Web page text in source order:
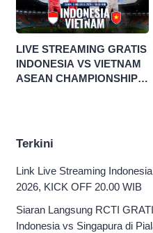
LIVE STREAMING GRATIS
INDONESIA VS VIETNAM
ASEAN CHAMPIONSHIP
Terkini
Link Live Streaming
2026, KICK OFF 20.00 WIB
Siaran Langsung RCTI
Indonesia vs Singapura di